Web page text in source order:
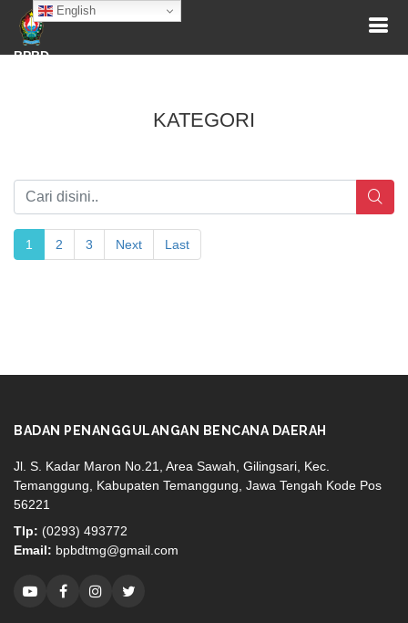
English
BPBD
KATEGORI
1 2 3 Next Last
BADAN PENANGGULANGAN BENCANA DAERAH
Jl. S. Kadar Maron No.21, Area Sawah, Gilingsari, Kec.
Temanggung, Kabupaten Temanggung, Jawa Tengah Kode Pos
56221
Tlp: (0293) 493772
Email: bpbdtmg@gmail.com